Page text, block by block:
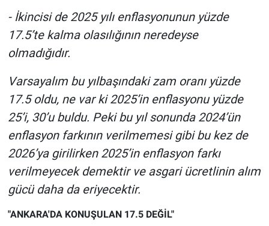
- İkincisi de 2025 yılı enflasyonunun yüzde
17.5’te kalma olasılığının neredeyse
olmadığıdır.
Varsayalım bu yılbaşındaki zam oranı yüzde
17.5 oldu, ne var ki 2025’in enflasyonu yüzde
25’i, 30’u buldu. Peki bu yıl sonunda 2024’ün
enflasyon farkının verilmemesi gibi bu kez de
2026’ya girilirken 2025’in enflasyon farkı
verilmeyecek demektir ve asgari ücretlinin alım
gücü daha da eriyecektir.
"ANKARA'DA KONUŞULAN 17.5 DEĞİL"